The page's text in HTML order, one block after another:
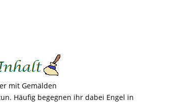
mit Gemälden
Häufig begegnen ihr dabei Engel in